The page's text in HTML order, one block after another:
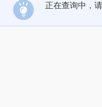
正在查询中，